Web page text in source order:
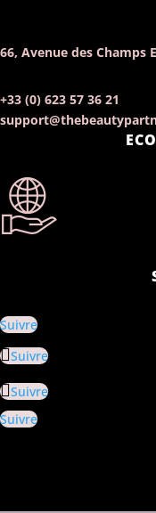
66, Avenue des Champs
+33 (0) 623 57 36 21
Suivre
Suivre
Suivre
Suivre